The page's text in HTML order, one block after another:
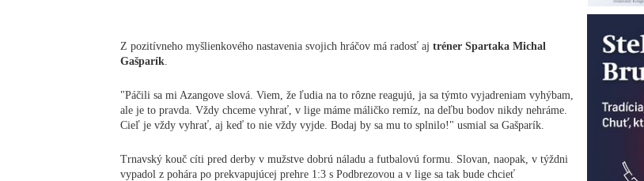
Z pozitívneho myšlienkového nastavenia svojich hráčov má radosť aj tréner Spartaka Michal
Gašparík
"Páčili sa mi Azangove slová. Viem, že ľudia na to rôzne reagujú, ja sa týmto vyjadreniam vyhýbam,
ale je to pravda. Vždy chceme vyhrať, v lige máme máličko remíz, na deľbu bodov nikdy nehráme.
Cieľ je vždy vyhrať, aj keď to nie vždy vyjde. Bodaj by sa mu to splnilo!" usmial sa Gašparík.
Trnavský kouč cíti pred derby v mužstve dobrú náladu a futbalovú formu. Slovan, naopak, v týždni
vypadol z pohára po prekvapujúcej prehre 1:3 s Podbrezovou a v lige sa tak bude chcieť